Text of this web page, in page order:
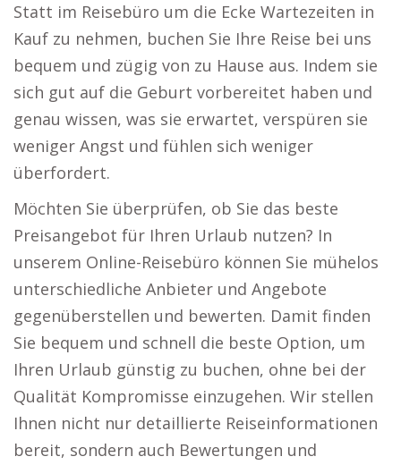
Statt im Reisebüro um die Ecke Wartezeiten in
Kauf zu nehmen, buchen Sie Ihre Reise bei uns
bequem und zügig von zu Hause aus. Indem sie
sich gut auf die Geburt vorbereitet haben und
genau wissen, was sie erwartet, verspüren sie
weniger Angst und fühlen sich weniger
überfordert.
Möchten Sie überprüfen, ob Sie das beste
Preisangebot für Ihren Urlaub nutzen? In
unserem Online-Reisebüro können Sie mühelos
unterschiedliche Anbieter und Angebote
gegenüberstellen und bewerten. Damit finden
Sie bequem und schnell die beste Option, um
Ihren Urlaub günstig zu buchen, ohne bei der
Qualität Kompromisse einzugehen. Wir stellen
Ihnen nicht nur detaillierte Reiseinformationen
bereit, sondern auch Bewertungen und